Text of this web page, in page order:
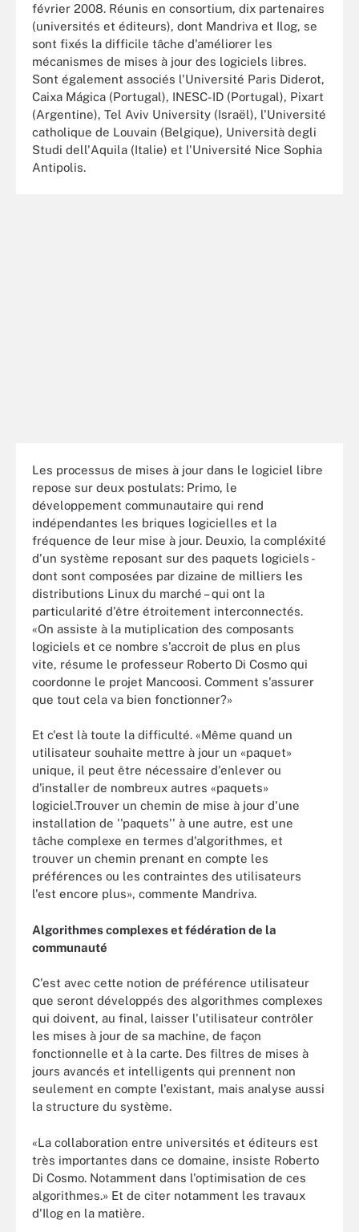
février 2008. Réunis en consortium, dix partenaires
(universités et éditeurs), dont Mandriva et Ilog, se
sont fixés la difficile tâche d'améliorer les
mécanismes de mises à jour des logiciels libres.
Sont également associés l'Université Paris Diderot,
Caixa Mágica (Portugal), INESC-ID (Portugal), Pixart
(Argentine), Tel Aviv University (Israël), l'Université
catholique de Louvain (Belgique), Università degli
Studi dell'Aquila (Italie) et l'Université Nice Sophia
Antipolis.
Les processus de mises à jour dans le logiciel libre
repose sur deux postulats: Primo, le
développement communautaire qui rend
indépendantes les briques logicielles et la
fréquence de leur mise à jour. Deuxio, la compléxité
d'un système reposant sur des paquets logiciels -
dont sont composées par dizaine de milliers les
distributions Linux du marché – qui ont la
particularité d'être étroitement interconnectés.
«On assiste à la mutiplication des composants
logiciels et ce nombre s'accroit de plus en plus
vite, résume le professeur Roberto Di Cosmo qui
coordonne le projet Mancoosi. Comment s'assurer
que tout cela va bien fonctionner?»
Et c'est là toute la difficulté. «Même quand un
utilisateur souhaite mettre à jour un «paquet»
unique, il peut être nécessaire d'enlever ou
d'installer de nombreux autres «paquets»
logiciel.Trouver un chemin de mise à jour d'une
installation de ''paquets'' à une autre, est une
tâche complexe en termes d'algorithmes, et
trouver un chemin prenant en compte les
préférences ou les contraintes des utilisateurs
l'est encore plus», commente Mandriva.
Algorithmes complexes et fédération de la
communauté
C'est avec cette notion de préférence utilisateur
que seront développés des algorithmes complexes
qui doivent, au final, laisser l'utilisateur contrôler
les mises à jour de sa machine, de façon
fonctionnelle et à la carte. Des filtres de mises à
jours avancés et intelligents qui prennent non
seulement en compte l'existant, mais analyse aussi
la structure du système.
«La collaboration entre universités et éditeurs est
très importantes dans ce domaine, insiste Roberto
Di Cosmo. Notamment dans l'optimisation de ces
algorithmes.» Et de citer notamment les travaux
d'Ilog en la matière.